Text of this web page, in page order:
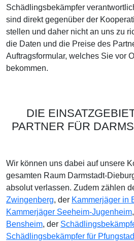
Schädlingsbekämpfer
sind direkt gegenüber der
stellen und daher nicht an uns zu
die Daten und die Preise des
Auftragsformular, welches Sie vor
bekommen.
DIE
PARTNER FÜR
Wir können uns dabei auf unsere
gesamten Raum Darmstadt-
absolut verlassen. Zudem zählen
Zwingenberg, der Kammerjäger in
Kammerjäger Seeheim-Jugenheim
Bensheim, der
Schädlingsbekämpfer für